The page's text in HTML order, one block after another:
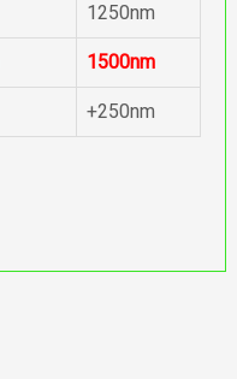
1250nm
1500nm
+250nm